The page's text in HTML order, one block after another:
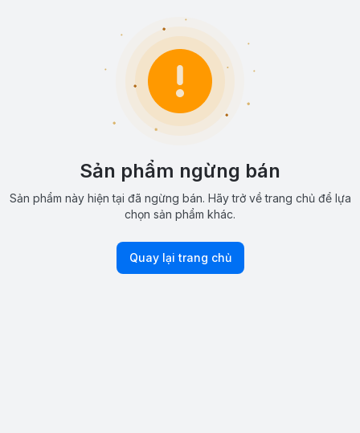
Sản phẩm ngừng bán
Sản phẩm này hiện tại đã ngừng bán. Hãy trở về trang chủ để lựa
chọn sản phẩm khác.
Quay lại trang chủ